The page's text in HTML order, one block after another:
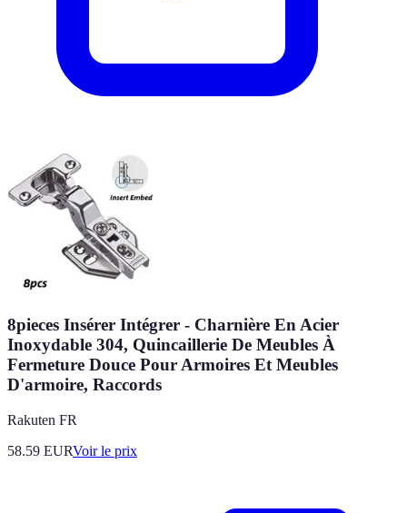
8pieces Insérer Intégrer - Charnière En Acier
Inoxydable 304, Quincaillerie De Meubles À
Fermeture Douce Pour Armoires Et Meubles
D'armoire, Raccords
Rakuten FR
58.59 EURVoir le prix